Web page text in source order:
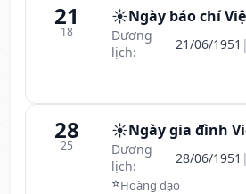
21
18
☀️Ngày báo chí
Dương
lịch:
21/06/1951
28
25
☀️Ngày gia đình
Dương
lịch:
28/06/1951
⭐Hoàng đạo